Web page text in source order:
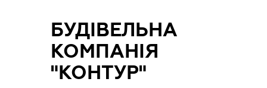
БУДІВЕЛЬНА
КОМПАНІЯ
"КОНТУР"